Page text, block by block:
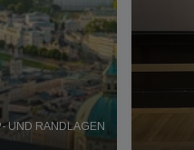
UND RANDLAGEN